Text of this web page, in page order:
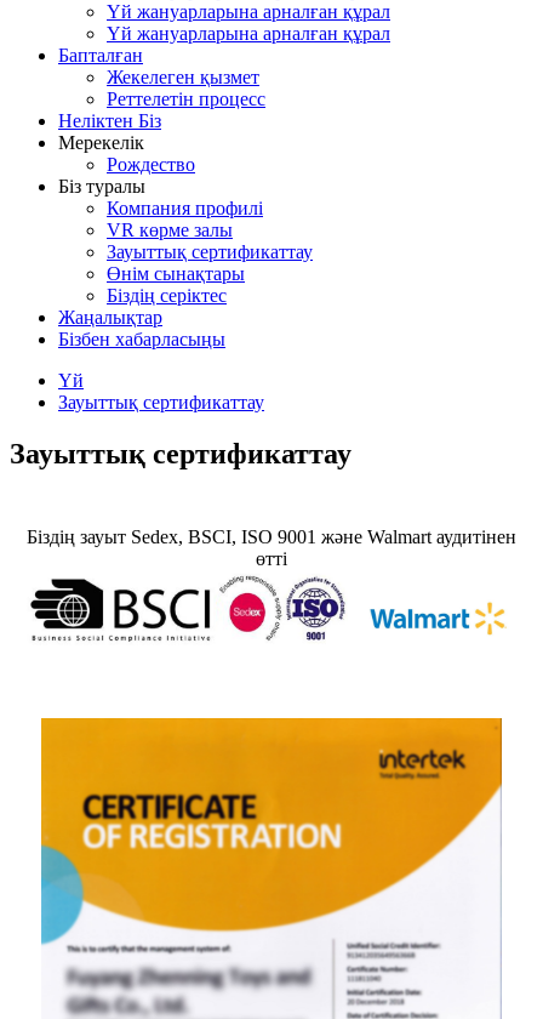
Үй жануарларына арналған құрал
Үй жануарларына арналған құрал
Бапталған
Жекелеген қызмет
Реттелетін процесс
Неліктен Біз
Мерекелік
Рождество
Біз туралы
Компания профилі
VR көрме залы
Зауыттық сертификаттау
Өнім сынақтары
Біздің серіктес
Жаңалықтар
Бізбен хабарласыңы
Үй
Зауыттық сертификаттау
Зауыттық сертификаттау
Біздің зауыт Sedex, BSCI, ISO 9001 және Walmart аудитінен
өтті